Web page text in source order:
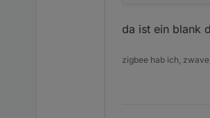
da ist ein blank
zigbee hab ich,